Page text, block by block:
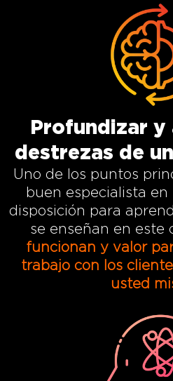
Profundizar y
destrezas de
Uno de los puntos
buen especialista en
disposición para
se enseñan en este
funcionan y valor
trabajo con los
usted